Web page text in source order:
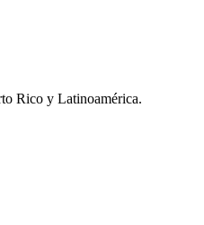
Rico y Latinoamérica.